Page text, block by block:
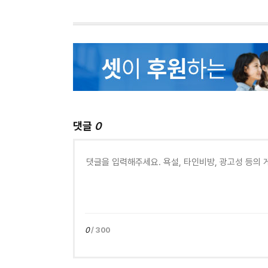
댓글 0
0/ 300